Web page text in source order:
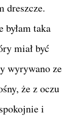
dreszcze.
byłam taka
miał być
wyrywano ze
że z oczu
i